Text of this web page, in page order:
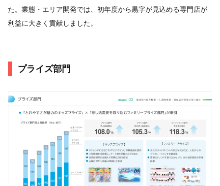
た。業態・エリア開発では、初年度から黒字が見込める専門店が
利益に大きく貢献しました。
プライズ部門